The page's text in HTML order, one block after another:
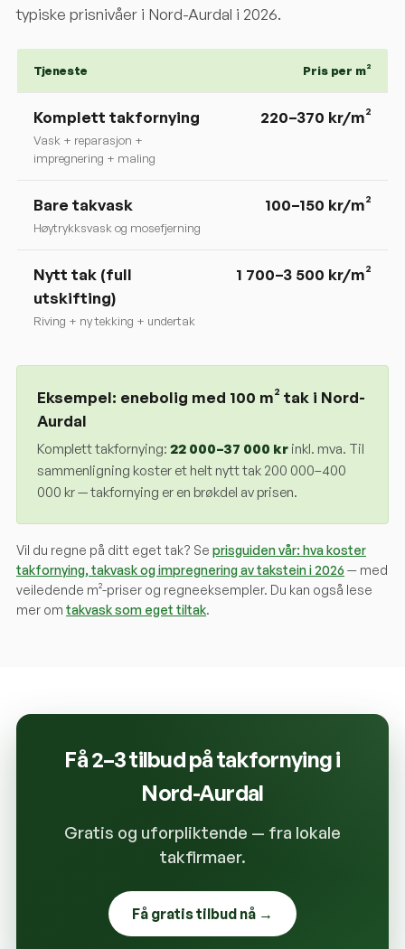
typiske prisnivåer i Nord-Aurdal i 2026.
Tjeneste Pris per m²
Komplett takfornying
Vask + reparasjon +
impregnering + maling
220–370 kr/m²
Bare takvask
Høytrykksvask og mosefjerning
100–150 kr/m²
Nytt tak (full
utskifting)
Riving + ny tekking + undertak
1 700–3 500 kr/m²
Eksempel: enebolig med 100 m² tak i Nord-
Aurdal
Komplett takfornying: 22 000–37 000 kr inkl. mva. Til
sammenligning koster et helt nytt tak 200 000–400
000 kr — takfornying er en brøkdel av prisen.
Vil du regne på ditt eget tak? Se prisguiden vår: hva koster
takfornying, takvask og impregnering av takstein i 2026 — med
veiledende m²-priser og regneeksempler. Du kan også lese
mer om takvask som eget tiltak.
Få 2–3 tilbud på takfornying i
Nord-Aurdal
Gratis og uforpliktende — fra lokale
takfirmaer.
Få gratis tilbud nå →